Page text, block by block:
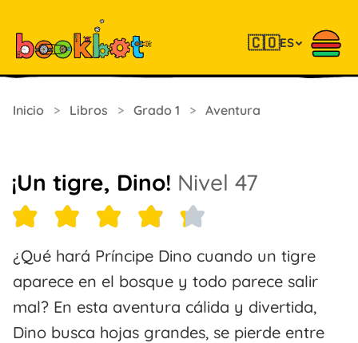
🇨🇴ES
Inicio > Libros > Grado 1 > Aventura
¡Un tigre, Dino! Nivel 47
¿Qué hará Príncipe Dino cuando un tigre
aparece en el bosque y todo parece salir
mal? En esta aventura cálida y divertida,
Dino busca hojas grandes, se pierde entre